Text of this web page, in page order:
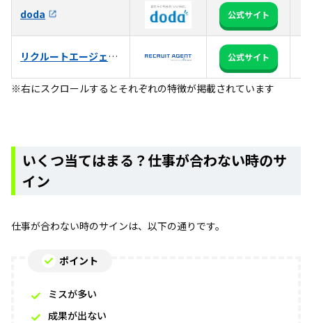
doda 公式サイト
リクルートエージェント 公式サイト
※右にスクロールするとそれぞれの特徴が掲載されています
いくつ当てはまる？仕事が合わない時のサ
イン
仕事が合わない時のサインは、以下の通りです。
ポイント
ミスが多い
成果が出ない